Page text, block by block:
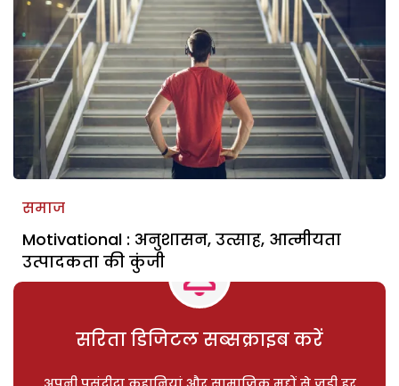
समाज
Motivational : अनुशासन, उत्साह, आत्मीयता
उत्पादकता की कुंजी
सरिता डिजिटल सब्सक्राइब करें